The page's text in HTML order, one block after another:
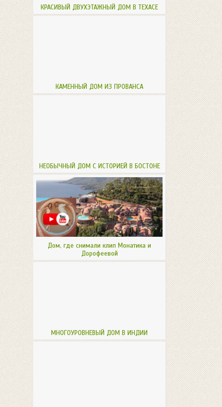
КРАСИВЫЙ ДВУХЭТАЖНЫЙ ДОМ В ТЕХАСЕ
КАМЕННЫЙ ДОМ ИЗ ПРОВАНСА
НЕОБЫЧНЫЙ ДОМ С ИСТОРИЕЙ В БОСТОНЕ
Дом, где снимали клип Монатика и
Дорофеевой
МНОГОУРОВНЕВЫЙ ДОМ В ИНДИИ